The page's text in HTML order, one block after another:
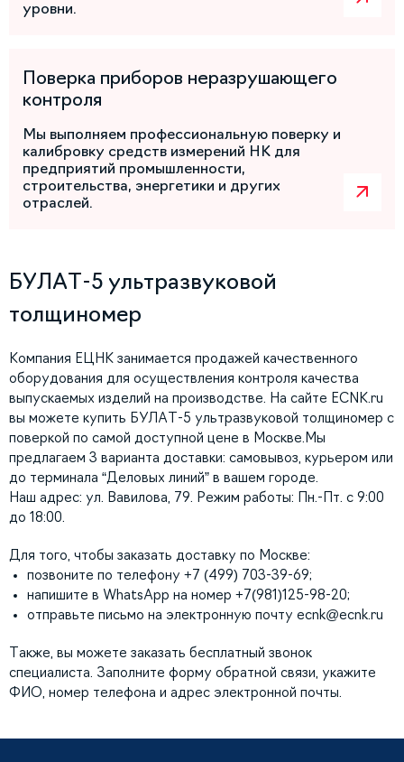
уровни.
Поверка приборов неразрушающего
контроля
Мы выполняем профессиональную поверку и
калибровку средств измерений НК для
предприятий промышленности,
строительства, энергетики и других
отраслей.
БУЛАТ-5 ультразвуковой
толщиномер
Компания ЕЦНК занимается продажей качественного
оборудования для осуществления контроля качества
выпускаемых изделий на производстве. На сайте ECNK.ru
вы можете купить БУЛАТ-5 ультразвуковой толщиномер с
поверкой по самой доступной цене в Москве.Мы
предлагаем 3 варианта доставки: самовывоз, курьером или
до терминала “Деловых линий” в вашем городе.
Наш адрес: ул. Вавилова, 79. Режим работы: Пн.-Пт. с 9:00
до 18:00.
Для того, чтобы заказать доставку по Москве:
позвоните по телефону +7 (499) 703-39-69;
напишите в WhatsApp на номер +7(981)125-98-20;
отправьте письмо на электронную почту ecnk@ecnk.ru
Также, вы можете заказать бесплатный звонок
специалиста. Заполните форму обратной связи, укажите
ФИО, номер телефона и адрес электронной почты.